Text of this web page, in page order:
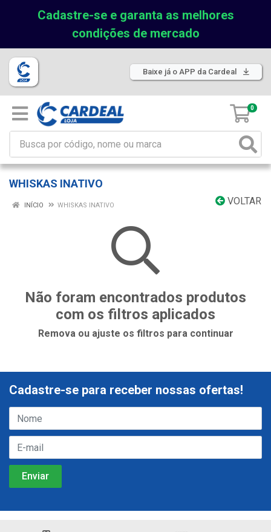
Cadastre-se e garanta as melhores
condições de mercado
Baixe já o APP da Cardeal
0
WHISKAS INATIVO
VOLTAR
INÍCIO WHISKAS INATIVO
Não foram encontrados produtos
com os filtros aplicados
Remova ou ajuste os filtros para continuar
Cadastre-se para receber nossas ofertas!